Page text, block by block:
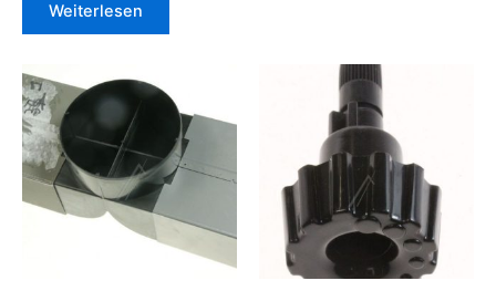
Weiterlesen